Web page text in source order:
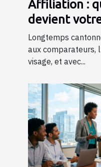
Affiliation :
devient
commercial
Longtemps
aux comparateurs,
visage, et avec...